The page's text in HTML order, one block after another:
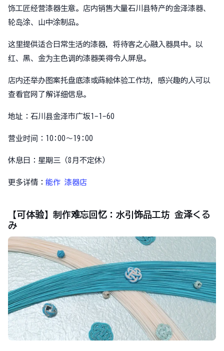
饰工匠经营漆器生意。店内销售大量石川县特产的金泽漆器、
轮岛涂、山中涂制品。
这里提供适合日常生活的漆器，将待客之心融入器具中。以
红、黑、金为主色调的漆器美得令人屏息。
店内还举办图案托盘底漆或蒔絵体验工作坊，感兴趣的人可以
查看官网了解详细信息。
地址：石川县金泽市广坂1-1-60
营业时间：10:00～19:00
休息日：星期三（8月不定休）
更多详情： 能作 漆器店
【可体验】制作难忘回忆：水引饰品工坊 金泽くる
み